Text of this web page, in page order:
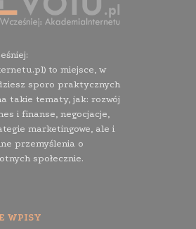
to miejsce, w
sporo praktycznych
takie tematy, jak: rozwój
i finanse, negocjacje,
marketingowe, ale i
przemyślenia o
społecznie.
WPISY